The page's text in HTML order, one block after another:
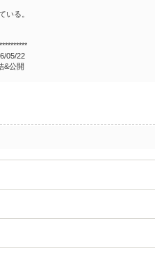
いる。
05/22
&公開